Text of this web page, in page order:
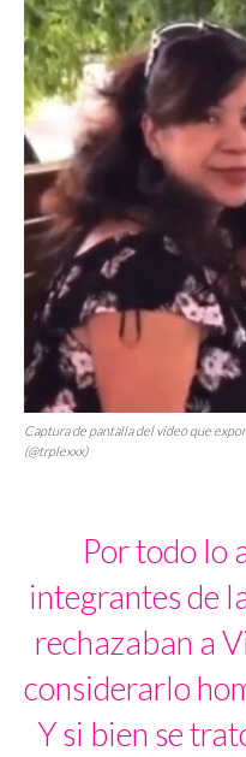
Captura de pantalla del video que
(@trplexxx)
Por todo lo
integrantes de
rechazaban a
considerarlo
Y si bien se